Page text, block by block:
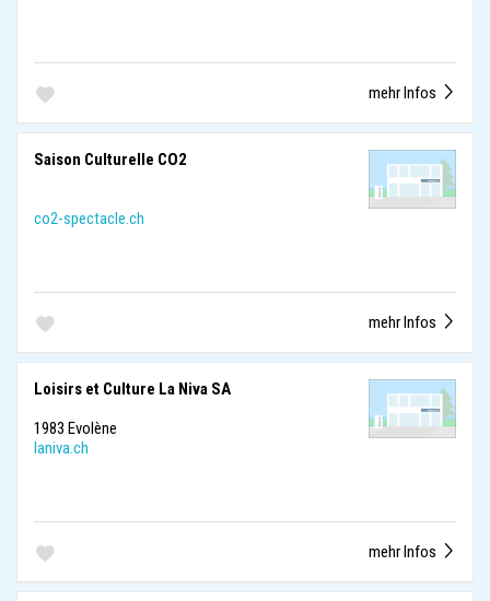
mehr Infos
Saison Culturelle CO2
co2-spectacle.ch
mehr Infos
Loisirs et Culture La Niva SA
1983 Evolène
laniva.ch
mehr Infos